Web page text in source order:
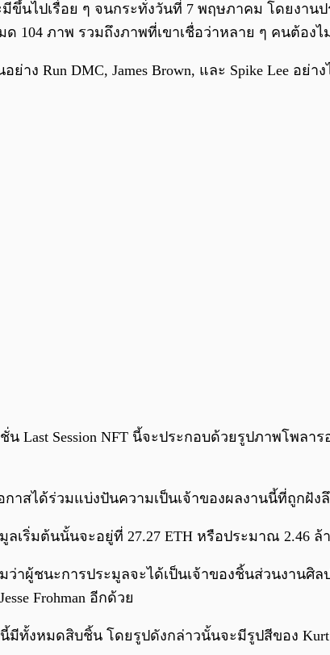
ไปเรื่อย ๆ จนกระทั่งวันที่ 7 พฤษภาคม โดยงานปร
104 ภาพ รวมถึงภาพที่เขาเชื่อว่าหลาย ๆ คนต้อง
าง Run DMC, James Brown, และ Spike Lee อ
Last Session NFT นี้จะประกอบด้วยรูปภาพโพล
าสได้ร่วมแบ่งปันความเป็นเจ้าของผลงานนี้ที่ถูก
เริ่มต้นนั้นจะอยู่ที่ 27.27 ETH หรือประมาณ 2.46 ล้
ว่าผู้ชนะการประมูลจะได้เป็นเจ้าของชิ้นส่วนงาน
Frohman อีกด้วย
มีทั้งหมดสิบชิ้น โดยรูปดังกล่าวนั้นจะมีรูปสีของ